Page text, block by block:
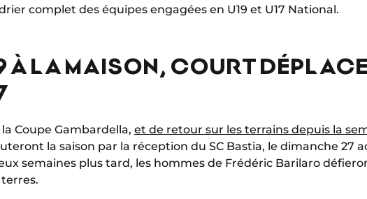
complet des équipes engagées en U19 et U17 National.
À LA MAISON, COURT
Coupe Gambardella, et de retour sur les terrains depuis la
la saison par la réception du SC Bastia, le dimanche 27
semaines plus tard, les hommes de Frédéric Barilaro